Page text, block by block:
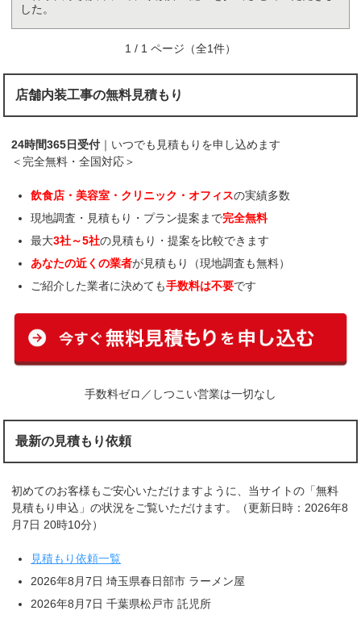
した。
1 / 1 ページ（全1件）
店舗内装工事の無料見積もり
24時間365日受付 ｜いつでも見積もりを申し込めます
＜完全無料・全国対応＞
飲食店・美容室・クリニック・オフィスの実績多数
現地調査・見積もり・プラン提案まで完全無料
最大3社～5社の見積もり・提案を比較できます
あなたの近くの業者が見積もり（現地調査も無料）
ご紹介した業者に決めても手数料は不要です
手数料ゼロ／しつこい営業は一切なし
最新の見積もり依頼
初めてのお客様もご安心いただけますように、当サイトの「無料
見積もり申込」の状況をご覧いただけます。（更新日時：2026年8
月7日 20時10分）
見積もり依頼一覧
2026年8月7日 埼玉県春日部市 ラーメン屋
2026年8月7日 千葉県松戸市 託児所